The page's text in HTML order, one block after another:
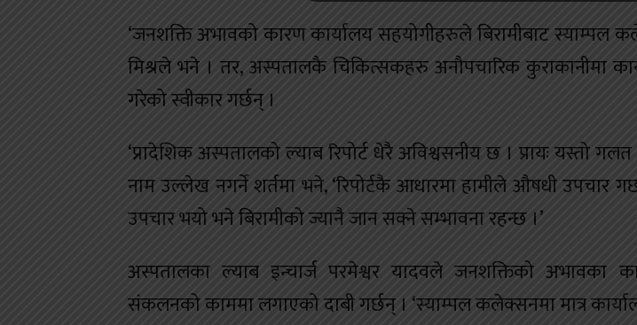
‘जनशक्ति अभावको कारण कार्यालय सहयोगीहरुले बिरामीबाट स्याम्पल
मिश्रले भने । तर, अस्पतालकै चिकित्सकहरु अनौपचारिक कुराकानीमा
गरेको स्वीकार गर्छन् ।
‘प्रादेशिक अस्पतालको ल्याब रिपोर्ट धेरै अविश्वसनीय छ । प्रायः यस्तो
नाम उल्लेख नगर्ने शर्तमा भने, ‘रिपोर्टकै आधारमा हामीले औषधी उपचार
उपचार भयो भने बिरामीको ज्यानै जान सक्ने सम्भावना रहन्छ ।’
अस्पतालका ल्याब इन्चार्ज परमेश्वर यादवले जनशक्तिको अभावका
संकलनको काममा लगाएको दाबी गर्छन् । ‘स्याम्पल कलेक्सनमा मात्र